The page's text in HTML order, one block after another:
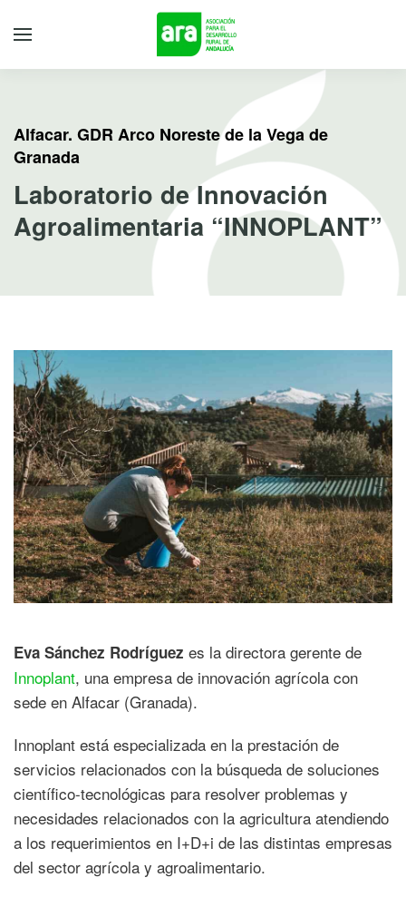
Alfacar. GDR Arco Noreste de la Vega de
Granada
Laboratorio de Innovación
Agroalimentaria “INNOPLANT”
Eva Sánchez Rodríguez es la directora gerente de
Innoplant, una empresa de innovación agrícola con
sede en Alfacar (Granada).
Innoplant está especializada en la prestación de
servicios relacionados con la búsqueda de soluciones
científico-tecnológicas para resolver problemas y
necesidades relacionados con la agricultura atendiendo
a los requerimientos en I+D+i de las distintas empresas
del sector agrícola y agroalimentario.